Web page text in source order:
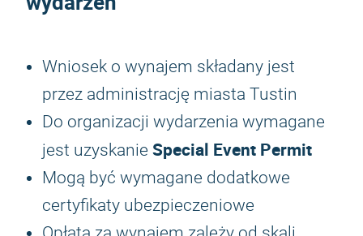
Wniosek o wynajem składany jest
przez administrację miasta Tustin
Do organizacji wydarzenia wymagane
jest uzyskanie Special Event Permit
Mogą być wymagane dodatkowe
certyfikaty ubezpieczeniowe